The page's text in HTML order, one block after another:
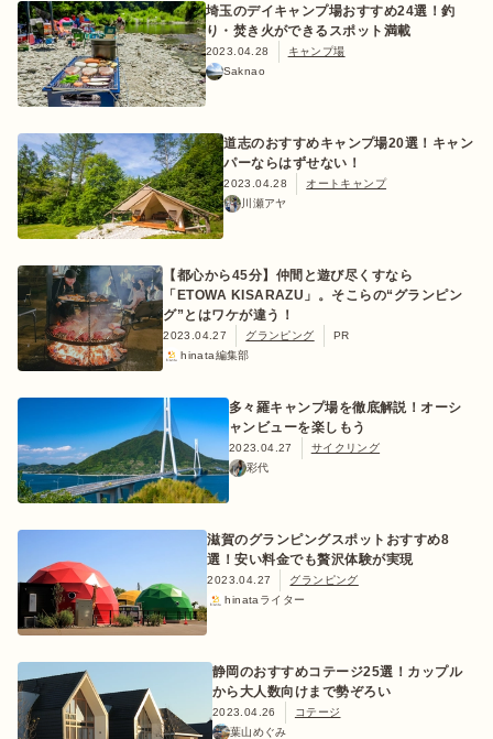
埼玉のデイキャンプ場おすすめ24選！釣
り・焚き火ができるスポット満載
2023.04.28
キャンプ場
Saknao
道志のおすすめキャンプ場20選！キャン
パーならはずせない！
2023.04.28
オートキャンプ
川瀬アヤ
【都心から45分】仲間と遊び尽くすなら
「ETOWA KISARAZU」。そこらの“グランピン
グ”とはワケが違う！
2023.04.27 グランピング
PR
hinata編集部
多々羅キャンプ場を徹底解説！オーシ
ャンビューを楽しもう
2023.04.27
サイクリング
彩代
滋賀のグランピングスポットおすすめ8
選！安い料金でも贅沢体験が実現
2023.04.27
グランピング
hinataライター
静岡のおすすめコテージ25選！カップル
から大人数向けまで勢ぞろい
2023.04.26
コテージ
葉山めぐみ